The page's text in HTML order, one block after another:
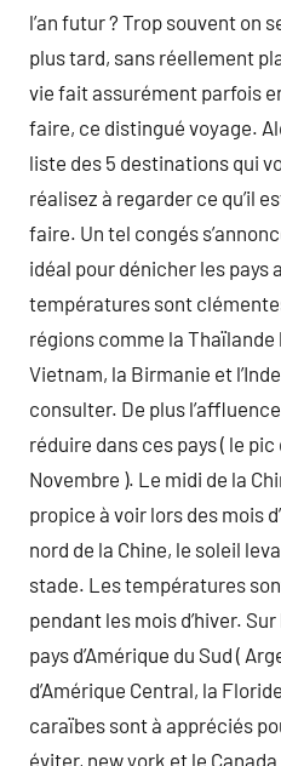
l’an futur ? Trop souvent on
plus tard, sans réellement
vie fait assurément parfois
faire, ce distingué voyage.
liste des 5 destinations qui
réalisez à regarder ce qu’il
faire. Un tel congés
idéal pour dénicher les pays
températures sont
régions comme la Thaïlande
Vietnam, la Birmanie et
consulter. De plus
réduire dans ces pays ( le
Novembre ). Le midi de la
propice à voir lors des mois
nord de la Chine, le soleil
stade. Les températures
pendant les mois d’hiver.
pays d’Amérique du Sud (
d’Amérique Central, la
caraïbes sont à appréciés
éviter, new york et le